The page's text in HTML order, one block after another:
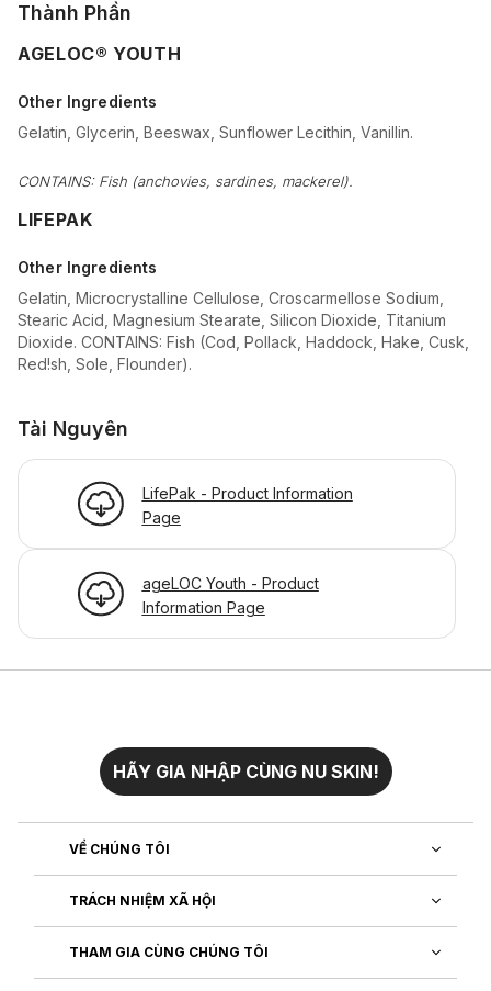
Thành Phần
AGELOC® YOUTH
Other Ingredients
Gelatin, Glycerin, Beeswax, Sunflower Lecithin, Vanillin.
CONTAINS: Fish (anchovies, sardines, mackerel).
LIFEPAK
Other Ingredients
Gelatin, Microcrystalline Cellulose, Croscarmellose Sodium,
Stearic Acid, Magnesium Stearate, Silicon Dioxide, Titanium
Dioxide. CONTAINS: Fish (Cod, Pollack, Haddock, Hake, Cusk,
Red!sh, Sole, Flounder).
Tài Nguyên
LifePak - Product Information
Page
ageLOC Youth - Product
Information Page
HÃY GIA NHẬP CÙNG NU SKIN!
VỀ CHÚNG TÔI
TRÁCH NHIỆM XÃ HỘI
THAM GIA CÙNG CHÚNG TÔI